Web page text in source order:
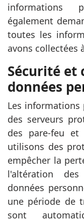
informations
également
toutes les
avons collectées
Sécurité et
données
Les informations
des serveurs
des pare-feu et
utilisons des
empêcher la
l'altération des
données
une période de
sont